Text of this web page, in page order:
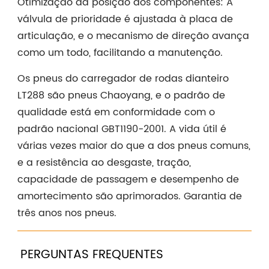
válvula de prioridade é ajustada à placa de
articulação, e o mecanismo de direção avança
como um todo, facilitando a manutenção.
Os pneus do carregador de rodas dianteiro
LT288 são pneus Chaoyang, e o padrão de
qualidade está em conformidade com o
padrão nacional GBT1190-2001. A vida útil é
várias vezes maior do que a dos pneus comuns,
e a resistência ao desgaste, tração,
capacidade de passagem e desempenho de
amortecimento são aprimorados. Garantia de
três anos nos pneus.
PERGUNTAS FREQUENTES